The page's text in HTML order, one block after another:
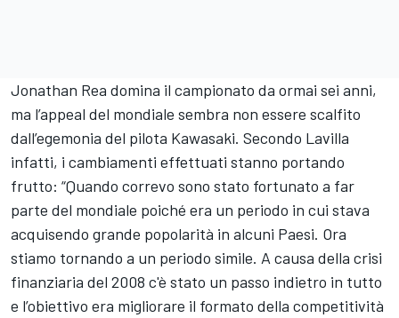
Jonathan Rea domina il campionato da ormai sei anni,
ma l’appeal del mondiale sembra non essere scalfito
dall’egemonia del pilota Kawasaki. Secondo Lavilla
infatti, i cambiamenti effettuati stanno portando
frutto: “Quando correvo sono stato fortunato a far
parte del mondiale poiché era un periodo in cui stava
acquisendo grande popolarità in alcuni Paesi. Ora
stiamo tornando a un periodo simile. A causa della crisi
finanziaria del 2008 c'è stato un passo indietro in tutto
e l’obiettivo era migliorare il formato della competitività